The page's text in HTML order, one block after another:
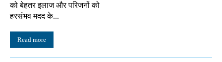
को बेहतर इलाज और परिजनों को
हरसंभव मदद के...
Read more